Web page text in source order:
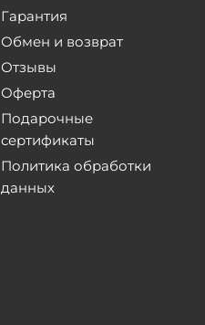
Гарантия
Обмен и возврат
Отзывы
Оферта
Подарочные
сертификаты
Политика обработки
данных